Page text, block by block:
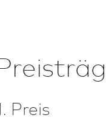
Preis